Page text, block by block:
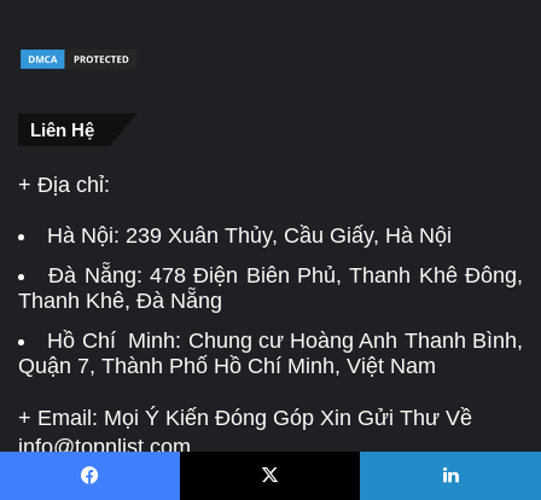
Liên Hệ
+ Địa chỉ:
Hà Nội: 239 Xuân Thủy, Cầu Giấy, Hà Nội
Đà Nẵng:478 Điện Biên Phủ, Thanh Khê Đông,
Thanh Khê, Đà Nẵng
Hồ Chí Minh: Chung cư Hoàng Anh Thanh Bình,
Quận 7, Thành Phố Hồ Chí Minh, Việt Nam
+ Email: Mọi Ý Kiến Đóng Góp Xin Gửi Thư Về
info@topnlist.com